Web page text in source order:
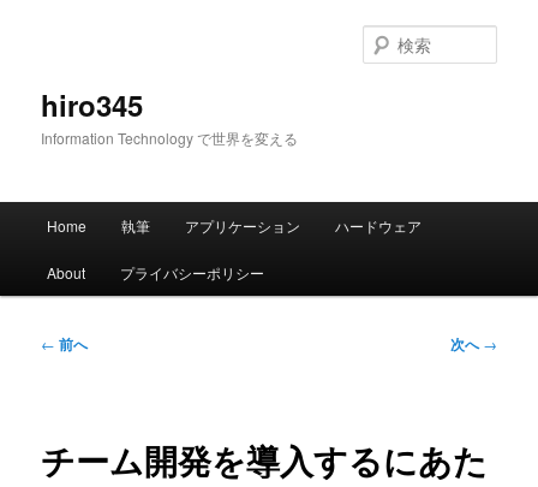
hiro345
Information Technology で世界を変える
索
メ
Home 執筆 アプリケーション ハードウェア
About プライバシーポリシー
投
ー
← 前へ 次へ→
チーム開発を導入するにあた